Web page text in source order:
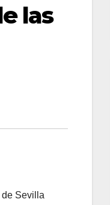
las
Sevilla